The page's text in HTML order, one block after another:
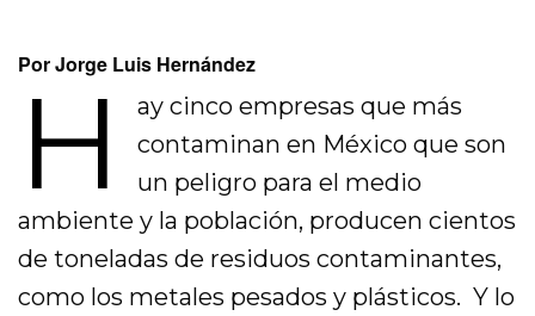
Por Jorge Luis Hernández
H
ay cinco empresas que más
contaminan en México que son
un peligro para el medio
ambiente y la población, producen cientos
de toneladas de residuos contaminantes,
como los metales pesados y plásticos. Y lo